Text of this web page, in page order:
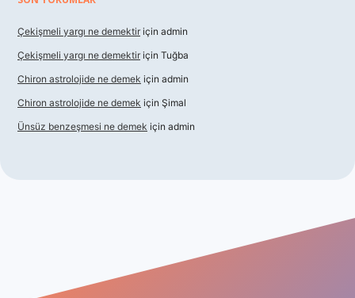
Çekişmeli yargı ne demektir için admin
Çekişmeli yargı ne demektir için Tuğba
Chiron astrolojide ne demek için admin
Chiron astrolojide ne demek için Şimal
Ünsüz benzeşmesi ne demek için admin